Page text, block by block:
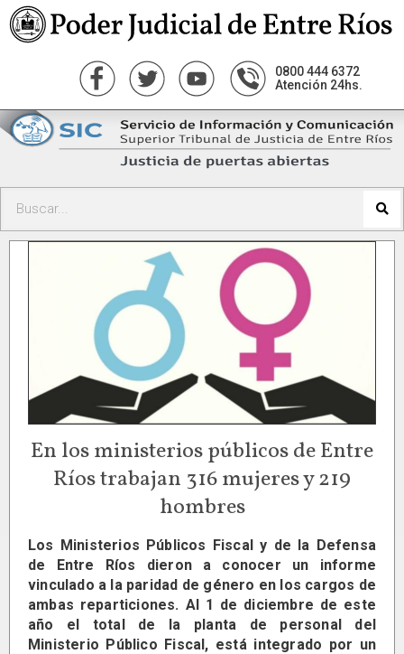
0800 444 6372
Atención 24hs.
En los ministerios públicos de Entre
Ríos trabajan 316 mujeres y 219
hombres
Los Ministerios Públicos Fiscal y de la Defensa
de Entre Ríos dieron a conocer un informe
vinculado a la paridad de género en los cargos de
ambas reparticiones. Al 1 de diciembre de este
año el total de la planta de personal del
Ministerio Público Fiscal, está integrado por un